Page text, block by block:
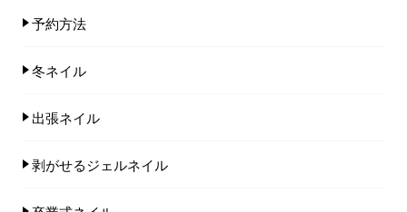
予約方法
冬ネイル
出張ネイル
剥がせるジェルネイル